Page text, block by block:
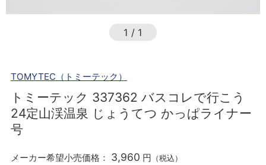
1 / 1
TOMYTEC（トミーテック）
トミーテック 337362 バスコレで行こう
24定山渓温泉 じょうてつ かっぱライナー
号
メーカー希望小売価格： 3,960 円 （税込）